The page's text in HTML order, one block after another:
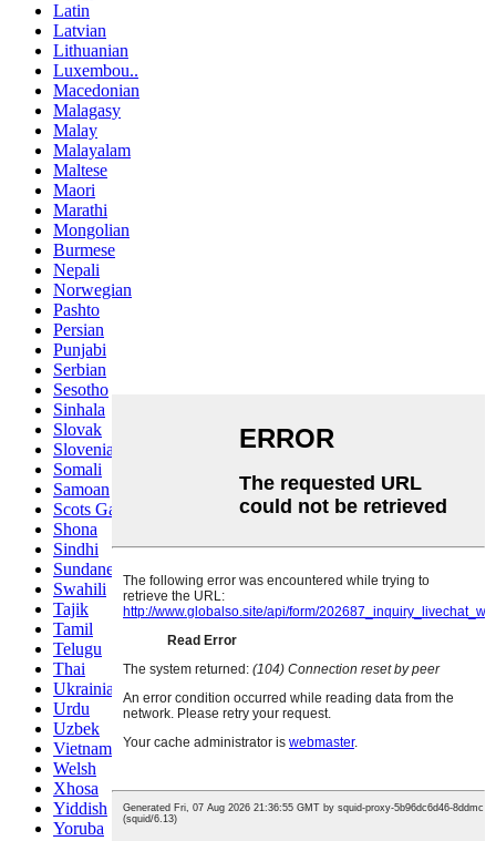
Latin
Latvian
Lithuanian
Luxembou..
Macedonian
Malagasy
Malay
Malayalam
Maltese
Maori
Marathi
Mongolian
Burmese
Nepali
Norwegian
Pashto
Persian
Punjabi
Serbian
Sesotho
Sinhala
Slovak
Slovenian
Somali
Samoan
Scots Gaelic
Shona
Sindhi
Sundanese
Swahili
Tajik
Tamil
Telugu
Thai
Ukrainian
Urdu
Uzbek
Vietnamese
Welsh
Xhosa
Yiddish
Yoruba